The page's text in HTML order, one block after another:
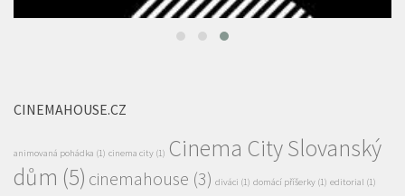
CINEMAHOUSE.CZ
animovaná pohádka (1) cinema city (1) Cinema City Slovanský
dům (5) cinemahouse (3) diváci (1) domácí příšerky (1) editorial (1)